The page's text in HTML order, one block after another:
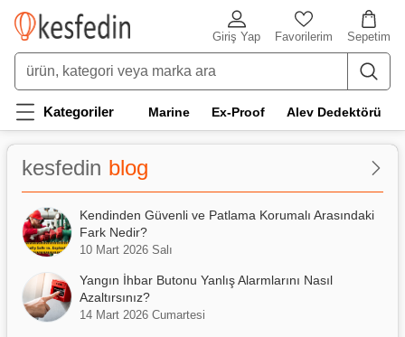
Sepetim
Favorilerim
Giriş Yap
Kategoriler Marine Ex-Proof Alev Dedektörü
kesfedin blog
Kendinden Güvenli ve Patlama Korumalı Arasındaki
Fark Nedir?
10 Mart 2026 Salı
Yangın İhbar Butonu Yanlış Alarmlarını Nasıl
Azaltırsınız?
14 Mart 2026 Cumartesi